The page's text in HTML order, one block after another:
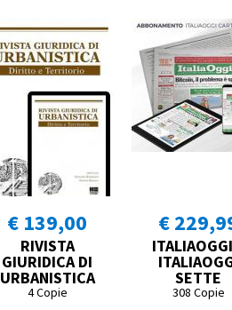
€ 139,00
RIVISTA
GIURIDICA DI
URBANISTICA
4 Copie
€
SETTE
308 Copie